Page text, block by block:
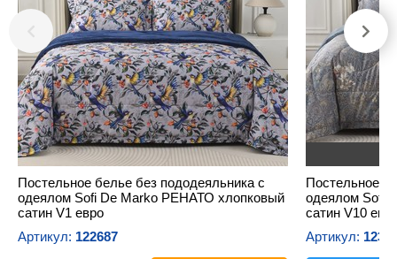
Постельное белье без пододеяльника с
одеялом Sofi De Marko РЕНАТО хлопковый
сатин V1 евро
Артикул: 122687
Постельное
одеялом Sofi
сатин V10
Артикул: